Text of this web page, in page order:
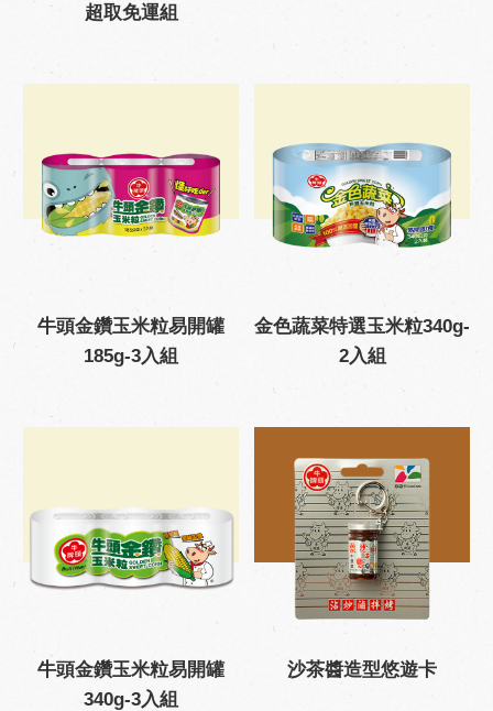
超取免運組
牛頭金鑽玉米粒易開罐
185g-3入組
金色蔬菜特選玉米粒340g-
2入組
牛頭金鑽玉米粒易開罐
340g-3入組
沙茶醬造型悠遊卡